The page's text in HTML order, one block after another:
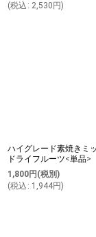
(税込 : 2,530 円)
ハイグレード素焼きミ
ドライフルーツ<単品>
1,800円 (税別)
(税込 : 1,944円)